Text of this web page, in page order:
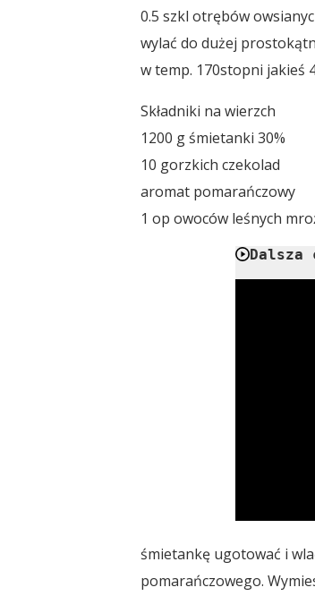
0.5 szkl otrębów
wylać do dużej
w temp. 170stopni jakieś
Składniki na wierzch
1200 g śmietanki 30%
10 gorzkich czekolad
aromat pomarańczowy
1 op owoców leśnych
Dalsza
śmietankę ugotować i
pomarańczowego.